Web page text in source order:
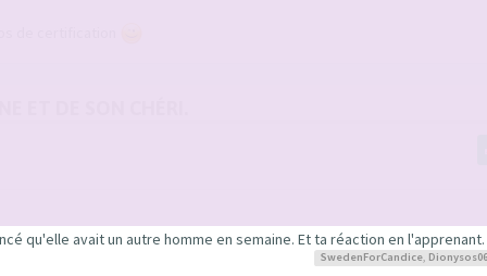
qu'elle avait un autre homme en semaine. Et ta réaction en l'apprenant.
SwedenForCandice, Dionysos06